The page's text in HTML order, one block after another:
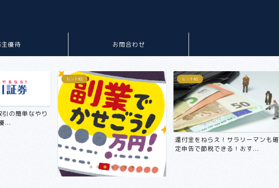
主優待 お問合わせ
の簡単なやり
...
ヒント帖 ヒント帖
還付金をねらえ！サラリーマンも確
定申告で節税できる！おす...